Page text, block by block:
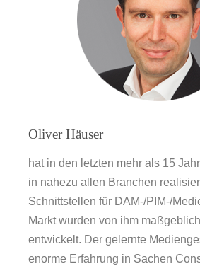
Oliver Häuser
hat in den letzten mehr als 15
in nahezu allen Branchen
Schnittstellen für DAM-/PIM-/
Markt wurden von ihm
entwickelt. Der gelernte
enorme Erfahrung in Sachen